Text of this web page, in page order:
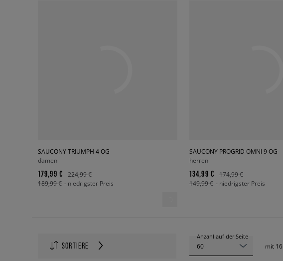
SAUCONY TRIUMPH 4 OG
damen
179,99 €
224,99 €
189,99 € - niedrigster Preis
SAUCONY PROGRID OMNI 9 OG
herren
134,99 €
174,99 €
149,99 € - niedrigster Preis
SORTIERE
Anzahl auf der Seite
60 mit 16